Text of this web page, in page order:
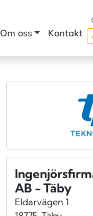
Om oss Kontakt
AB - Täby
Eldarvägen 1